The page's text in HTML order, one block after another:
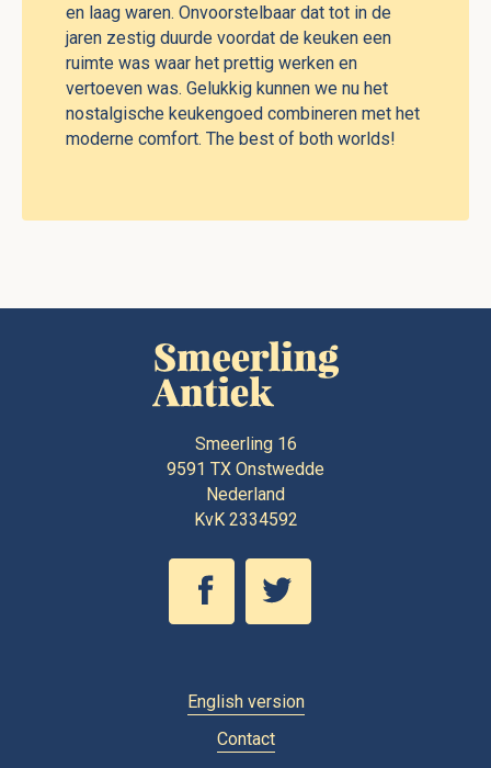
en laag waren. Onvoorstelbaar dat tot in de
jaren zestig duurde voordat de keuken een
ruimte was waar het prettig werken en
vertoeven was. Gelukkig kunnen we nu het
nostalgische keukengoed combineren met het
moderne comfort. The best of both worlds!
Smeerling 16
9591 TX Onstwedde
Nederland
KvK 2334592
English version
Contact